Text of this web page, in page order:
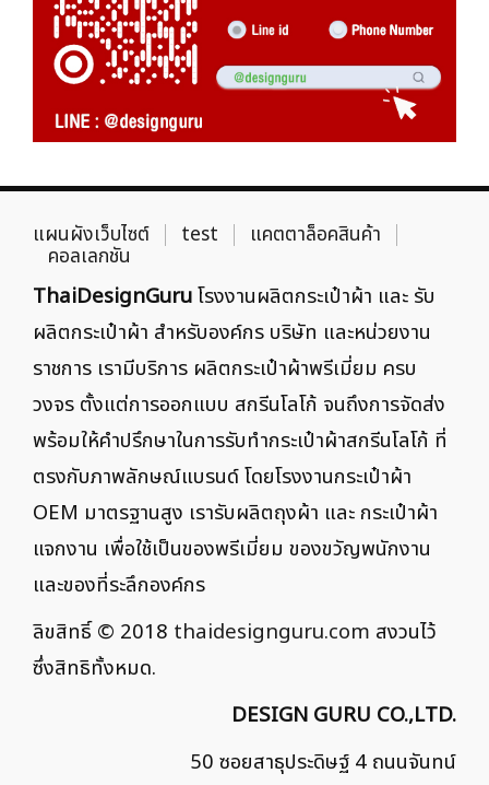
แผนผังเว็บไซต์ test แคตตาล็อคสินค้า
คอลเลกชัน
ThaiDesignGuruโรงงานผลิตกระเป๋าผ้า และ รับ
ผลิตกระเป๋าผ้า สำหรับองค์กร บริษัท และหน่วยงาน
ราชการ เรามีบริการ ผลิตกระเป๋าผ้าพรีเมี่ยม ครบ
วงจร ตั้งแต่การออกแบบ สกรีนโลโก้ จนถึงการจัดส่ง
พร้อมให้คำปรึกษาในการรับทำกระเป๋าผ้าสกรีนโลโก้ ที่
ตรงกับภาพลักษณ์แบรนด์ โดยโรงงานกระเป๋าผ้า
OEM มาตรฐานสูง เรารับผลิตถุงผ้า และ กระเป๋าผ้า
แจกงาน เพื่อใช้เป็นของพรีเมี่ยม ของขวัญพนักงาน
และของที่ระลึกองค์กร
ลิขสิทธิ์ © 2018 thaidesignguru.com สงวนไว้
ซึ่งสิทธิทั้งหมด.
DESIGN GURU CO.,LTD.
50 ซอยสาธุประดิษฐ์ 4 ถนนจันทน์